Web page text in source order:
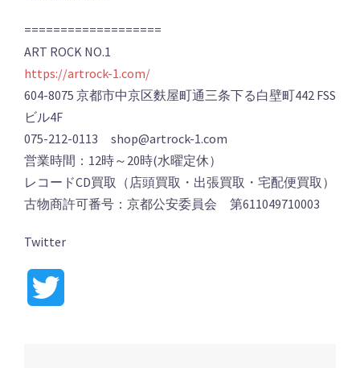
===================
ART ROCK NO.1
https://artrock-1.com/
604-8075 京都市中京区麩屋町通三条下る白壁町442 FSS
ビル4F
075-212-0113 shop@artrock-1.com
営業時間：12時～20時(水曜定休）
レコードCD買取（店頭買取・出張買取・宅配便買取）
古物商許可番号：京都公安委員会 第611049710003
Twitter